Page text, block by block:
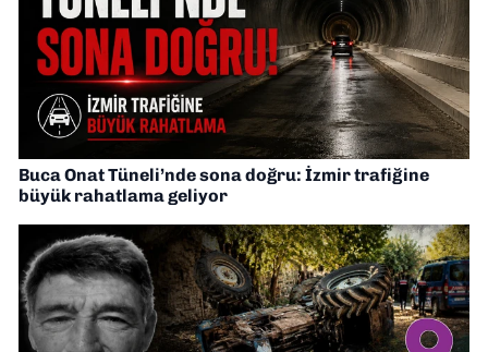
Buca Onat Tüneli’nde sona doğru: İzmir trafiğine
büyük rahatlama geliyor